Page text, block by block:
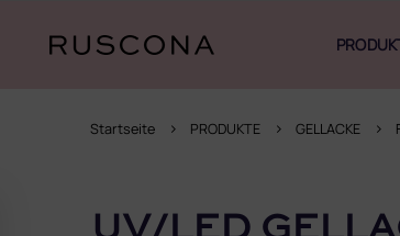
springen
Startseite PRODUKTE GELLACKE
e